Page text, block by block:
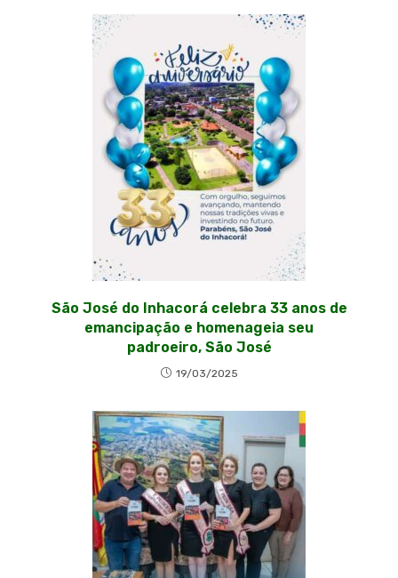
São José do Inhacorá celebra 33 anos de
emancipação e homenageia seu
padroeiro, São José
19/03/2025